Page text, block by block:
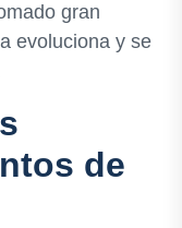
gran
evoluciona y se
de